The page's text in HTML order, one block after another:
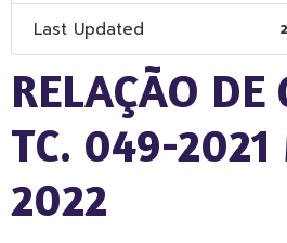
Last Updated
RELAÇÃO DE
TC. 049-2021
2022